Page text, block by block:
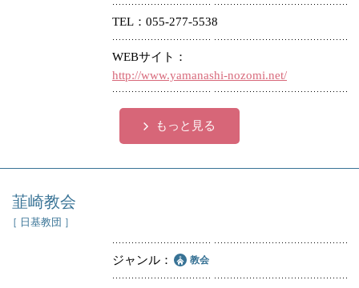
TEL 055-277-5538
WEBサイト
http://www.yamanashi-nozomi.net/
もっと見る
韮崎教会
［ 日基教団 ］
ジャンル 教会